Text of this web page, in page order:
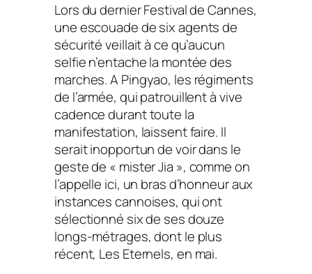
Lors du dernier Festival de Cannes,
une escouade de six agents de
sécurité veillait à ce qu’aucun
selfie n’entache la montée des
marches. A Pingyao, les régiments
de l’armée, qui patrouillent à vive
cadence durant toute la
manifestation, laissent faire. Il
serait inopportun de voir dans le
geste de « mister Jia », comme on
l’appelle ici, un bras d’honneur aux
instances cannoises, qui ont
sélectionné six de ses douze
longs-métrages, dont le plus
récent, Les Eternels, en mai.